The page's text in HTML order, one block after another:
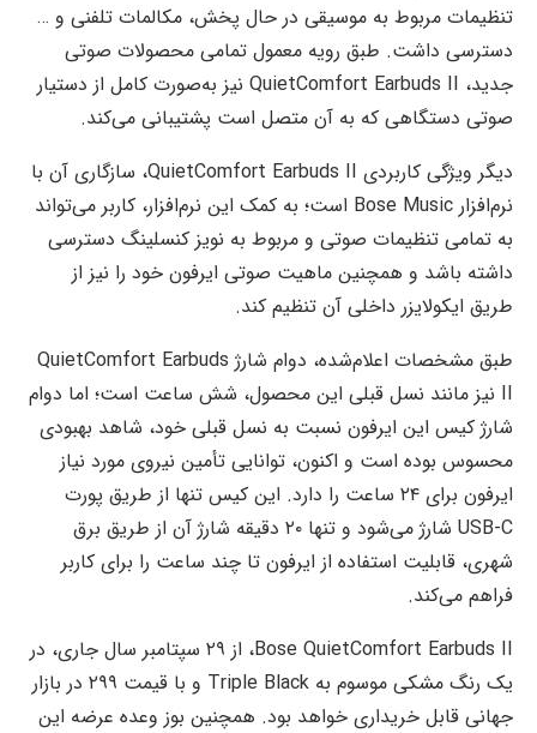
تنظیمات مربوط به موسیقی در حال پخش، مکالمات تلفنی و …
دسترسی داشت. طبق رویه معمول تمامی محصولات صوتی
جدید، QuietComfort Earbuds II نیز به‌صورت کامل از دستیار
صوتی دستگاهی که به آن متصل است پشتیبانی می‌کند.
دیگر ویژگی کاربردی QuietComfort Earbuds II، سازگاری آن با
نرم‌افزار Bose Music است؛ به کمک این نرم‌افزار، کاربر می‌تواند
به تمامی تنظیمات صوتی و مربوط به نویز کنسلینگ دسترسی
داشته باشد و همچنین ماهیت صوتی ایرفون خود را نیز از
طریق ایکولایزر داخلی آن تنظیم کند.
طبق مشخصات اعلام‌شده، دوام شارژ QuietComfort Earbuds
II نیز مانند نسل قبلی این محصول، شش ساعت است؛ اما دوام
شارژ کیس این ایرفون نسبت به نسل قبلی خود، شاهد بهبودی
محسوس بوده است و اکنون، توانایی تأمین نیروی مورد نیاز
ایرفون برای ۲۴ ساعت را دارد. این کیس تنها از طریق پورت
USB-C شارژ می‌شود و تنها ۲۰ دقیقه شارژ آن از طریق برق
شهری، قابلیت استفاده از ایرفون تا چند ساعت را برای کاربر
فراهم می‌کند.
Bose QuietComfort Earbuds II، از ۲۹ سپتامبر سال جاری، در
یک رنگ مشکی موسوم به Triple Black و با قیمت ۲۹۹ در بازار
جهانی قابل خریداری خواهد بود. همچنین بوز وعده عرضه این